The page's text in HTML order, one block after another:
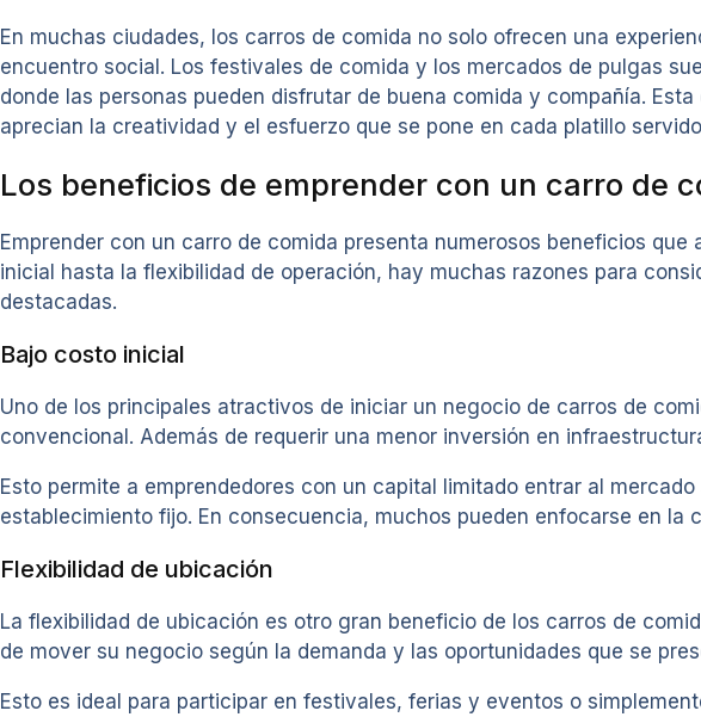
En muchas ciudades, los carros de comida no solo ofrecen una
encuentro social. Los festivales de comida y los mercados de pulgas
donde las personas pueden disfrutar de buena comida y compañía.
aprecian la creatividad y el esfuerzo que se pone en cada platillo
Los beneficios de emprender con un carro de
Emprender con un carro de comida presenta numerosos beneficios
inicial hasta la flexibilidad de operación, hay muchas razones para
destacadas.
Bajo costo inicial
Uno de los principales atractivos de iniciar un negocio de carros de
convencional. Además de requerir una menor inversión en
Esto permite a emprendedores con un capital limitado entrar al
establecimiento fijo. En consecuencia, muchos pueden enfocarse en
Flexibilidad de ubicación
La flexibilidad de ubicación es otro gran beneficio de los carros de
de mover su negocio según la demanda y las oportunidades que se
Esto es ideal para participar en festivales, ferias y eventos o